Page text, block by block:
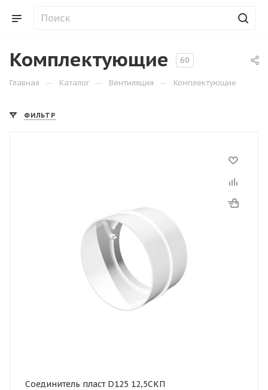
Комплектующие 60
Главная — Каталог — Вентиляция — Комплектующие
ФИЛЬТР
Соединитель пласт D125 12,5СКП